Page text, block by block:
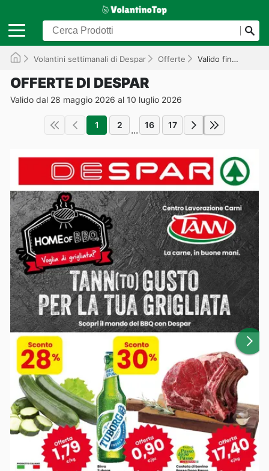
Volantini settimanali di Despar Offerte Valido fino al 10/07/2026
OFFERTE DI DESPAR
Valido dal 28 maggio 2026 al 10 luglio 2026
1 2 ... 16 17